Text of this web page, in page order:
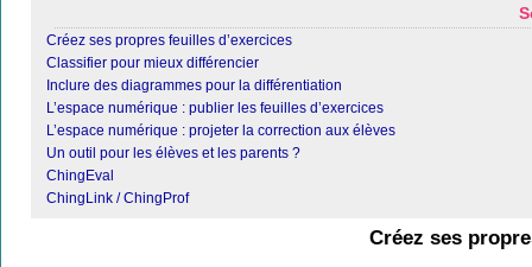
Créez ses propres feuilles d’exercices
Classifier pour mieux différencier
Inclure des diagrammes pour la différentiation
L’espace numérique : publier les feuilles d’exercices
L’espace numérique : projeter la correction aux élèves
Un outil pour les élèves et les parents ?
ChingEval
ChingLink / ChingProf
Créez ses